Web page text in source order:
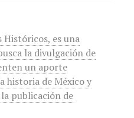
Históricos, es una
la divulgación de
un aporte
historia de México y
publicación de